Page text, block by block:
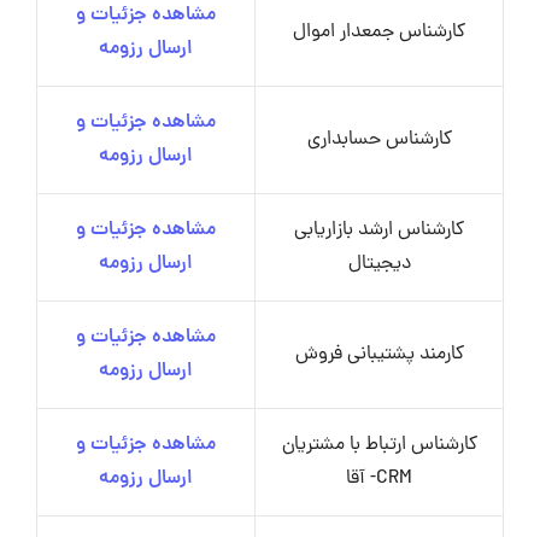
کارشناس جمعدار اموال
مشاهده جزئیات و
ارسال رزومه
کارشناس حسابداری
مشاهده جزئیات و
ارسال رزومه
کارشناس ارشد بازاریابی
دیجیتال
مشاهده جزئیات و
ارسال رزومه
کارمند پشتیبانی فروش
مشاهده جزئیات و
ارسال رزومه
کارشناس ارتباط با مشتریان
CRM- آقا
مشاهده جزئیات و
ارسال رزومه